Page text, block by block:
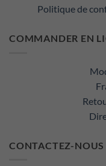
Politique de
COMMANDER EN
CONTACTEZ-NOUS